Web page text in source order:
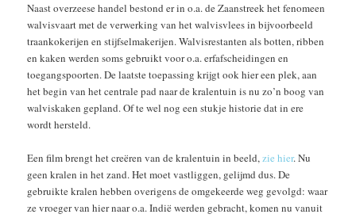
Naast overzeese handel bestond er in o.a. de Zaanstreek het fenomeen
walvisvaart met de verwerking van het walvisvlees in bijvoorbeeld
traankokerijen en stijfselmakerijen. Walvisrestanten als botten, ribben
en kaken werden soms gebruikt voor o.a. erfafscheidingen en
toegangspoorten. De laatste toepassing krijgt ook hier een plek, aan
het begin van het centrale pad naar de kralentuin is nu zo’n boog van
walviskaken gepland. Of te wel nog een stukje historie dat in ere
wordt hersteld.
Een film brengt het creëren van de kralentuin in beeld,zie hier. Nu
geen kralen in het zand. Het moet vastliggen, gelijmd dus. De
gebruikte kralen hebben overigens de omgekeerde weg gevolgd: waar
ze vroeger van hier naar o.a. Indië werden gebracht, komen nu vanuit